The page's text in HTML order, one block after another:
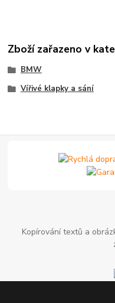
Zboží zařazeno v
BMW
Vířivé klapky a sání
Kopírování textů a